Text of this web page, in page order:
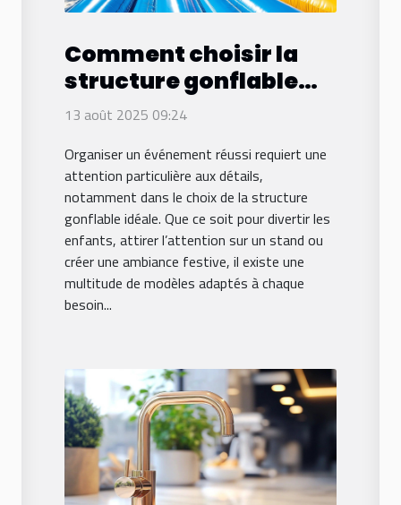
Comment choisir la
structure gonflable
idéale pour votre
13 août 2025 09:24
Organiser un événement réussi requiert une
attention particulière aux détails,
notamment dans le choix de la structure
gonflable idéale. Que ce soit pour divertir les
enfants, attirer l’attention sur un stand ou
créer une ambiance festive, il existe une
multitude de modèles adaptés à chaque
besoin...